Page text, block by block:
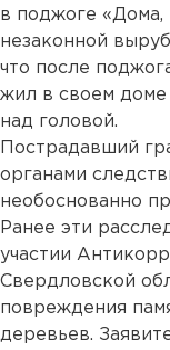
в поджоге «Дома,
незаконной
что после
жил в своем
над головой.
Пострадавший
органами
необоснованно
Ранее эти
участии
Свердловской
повреждения
деревьев.